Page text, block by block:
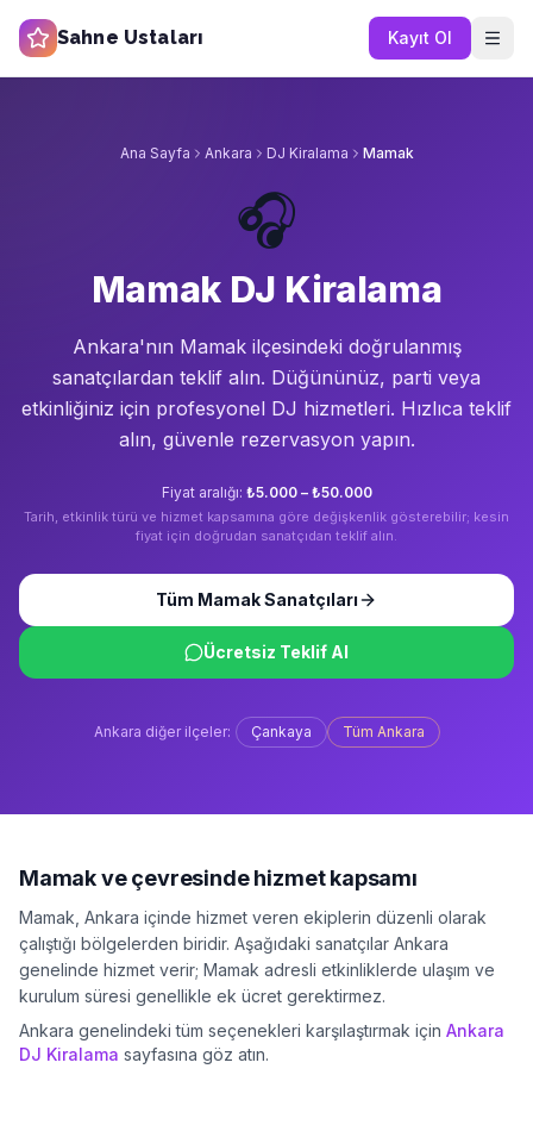
Sahne Ustaları Kayıt Ol
Ana Sayfa Ankara DJ Kiralama Mamak
🎧
Mamak DJ Kiralama
Ankara'nın Mamakilçesindeki doğrulanmış
sanatçılardan teklif alın. Düğününüz, parti veya
etkinliğiniz için profesyonel DJ hizmetleri. Hızlıca teklif
alın, güvenle rezervasyon yapın.
Fiyat aralığı: ₺5.000 – ₺50.000
Tarih, etkinlik türü ve hizmet kapsamına göre değişkenlik gösterebilir; kesin
fiyat için doğrudan sanatçıdan teklif alın.
Tüm MamakSanatçıları
Ücretsiz Teklif Al
Ankara diğer ilçeler: Çankaya Tüm Ankara
Mamakve çevresinde hizmet kapsamı
Mamak Ankara içinde hizmet veren ekiplerin düzenli olarak
çalıştığı bölgelerden biridir. Aşağıdaki sanatçılar Ankara
genelinde hizmet verir; Mamak adresli etkinliklerde ulaşım ve
kurulum süresi genellikle ek ücret gerektirmez.
Ankara genelindeki tüm seçenekleri karşılaştırmak için Ankara
DJ Kiralama sayfasına göz atın.